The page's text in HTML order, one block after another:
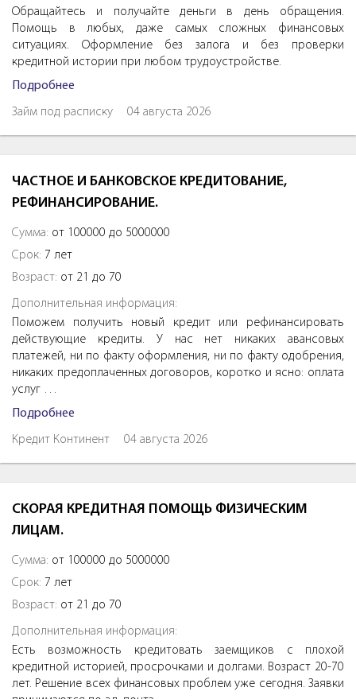
Обращайтесь и получайте деньги в день обращения.
Помощь в любых, даже самых сложных финансовых
ситуациях. Оформление без залога и без проверки
кредитной истории при любом трудоустройстве.
Подробнее
Займ под расписку 04 августа 2026
ЧАСТНОЕ И БАНКОВСКОЕ КРЕДИТОВАНИЕ,
РЕФИНАНСИРОВАНИЕ.
Сумма: от 100000 до 5000000
Срок: 7 лет
Возраст: от 21 до 70
Дополнительная информация:
Поможем получить новый кредит или рефинансировать
действующие кредиты. У нас нет никаких авансовых
платежей, ни по факту оформления, ни по факту одобрения,
никаких предоплаченных договоров, коротко и ясно: оплата
услуг …
Подробнее
Кредит Континент 04 августа 2026
СКОРАЯ КРЕДИТНАЯ ПОМОЩЬ ФИЗИЧЕСКИМ
ЛИЦАМ.
Сумма: от 100000 до 5000000
Срок: 7 лет
Возраст: от 21 до 70
Дополнительная информация:
Есть возможность кредитовать заемщиков с плохой
кредитной историей, просрочками и долгами. Возраст 20-70
лет. Решение всех финансовых проблем уже сегодня. Заявки